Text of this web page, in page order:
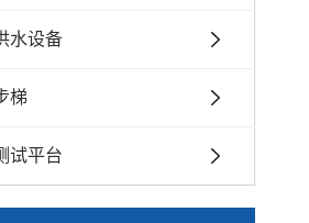
水设备
梯
试平台